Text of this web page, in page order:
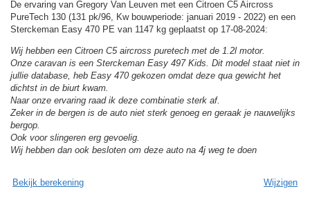
De ervaring van Gregory Van Leuven met een Citroen C5 Aircross
PureTech 130 (131 pk/96, Kw bouwperiode: januari 2019 - 2022) en een
Sterckeman Easy 470 PE van 1147 kg geplaatst op 17-08-2024:
Wij hebben een Citroen C5 aircross puretech met de 1.2l motor.
Onze caravan is een Sterckeman Easy 497 Kids. Dit model staat niet in
jullie database, heb Easy 470 gekozen omdat deze qua gewicht het
dichtst in de biurt kwam.
Naar onze ervaring raad ik deze combinatie sterk af.
Zeker in de bergen is de auto niet sterk genoeg en geraak je nauwelijks
bergop.
Ook voor slingeren erg gevoelig.
Wij hebben dan ook besloten om deze auto na 4j weg te doen
Bekijk berekening Wijzigen